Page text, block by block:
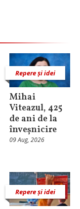
Repere și idei
Mihai
Viteazul, 425
de ani de la
înveșnicire
09 Aug, 2026
Repere și idei